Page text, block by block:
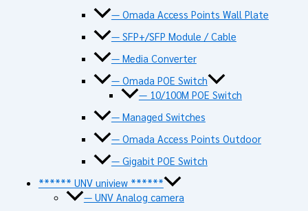
— Omada Access Points Wall Plate
— SFP+/SFP Module / Cable
— Media Converter
— Omada POE Switch
— 10/100M POE Switch
— Managed Switches
— Omada Access Points Outdoor
— Gigabit POE Switch
****** UNV uniview ******
— UNV Analog camera